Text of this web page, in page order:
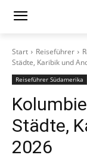
Start Reiseführer
Städte, Karibik und
Reiseführer Südamerika
Städte,
2026